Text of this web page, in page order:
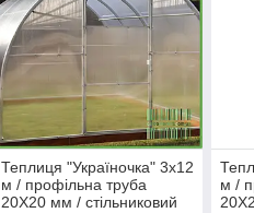
Теплиця "Україночка" 3х12
м / профільна труба
20Х20 мм / стільниковий
м /